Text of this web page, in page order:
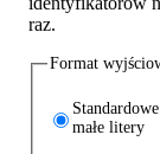
raz.
Format
Standardowe
małe litery